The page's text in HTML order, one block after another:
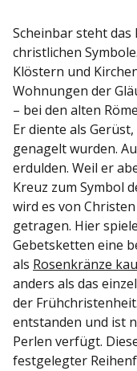
Scheinbar steht
christlichen
Klöstern und
Wohnungen der
– bei den alten
Er diente als
genagelt wurden.
erdulden. Weil er
Kreuz zum Symbol
wird es von
getragen. Hier
Gebetsketten eine
als Rosenkränze
anders als das
der
entstanden und ist
Perlen verfügt.
festgelegter